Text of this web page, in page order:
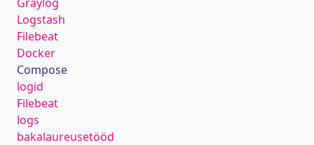
Logstash
Filebeat
Docker
Compose
logid
Filebeat
logs
bakalaureusetööd